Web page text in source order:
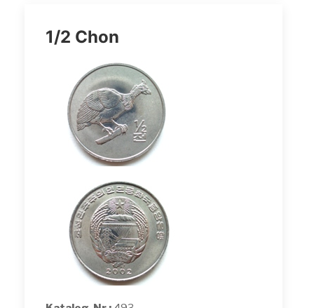
1/2 Chon